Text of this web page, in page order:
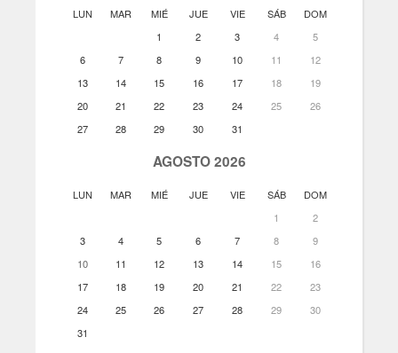
LUN MAR MIÉ JUE VIE SÁB
DOM
1
2 3 4
5
6
7 8 9 10 11
12
13
14 15 16 17 18
19
20
21 22 23 24 25
26
27
28 29 30 31
AGOSTO 2026
LUN MAR MIÉ JUE VIE SÁB
DOM
1
2
3
4 5 6 7 8
9
10
11 12 13 14 15
16
17
18 19 20 21 22
23
24
25 26 27 28 29
30
31